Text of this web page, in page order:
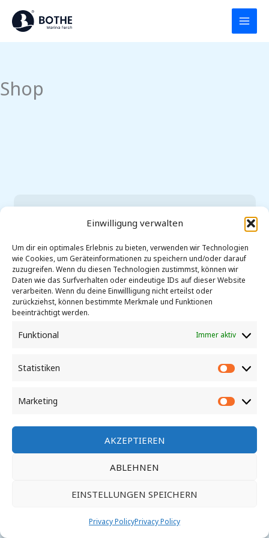
Einwilligung verwalten
Um dir ein optimales Erlebnis zu bieten, verwenden wir Technologien
wie Cookies, um Geräteinformationen zu speichern und/oder darauf
zuzugreifen. Wenn du diesen Technologien zustimmst, können wir
Daten wie das Surfverhalten oder eindeutige IDs auf dieser Website
verarbeiten. Wenn du deine Einwillligung nicht erteilst oder
zurückziehst, können bestimmte Merkmale und Funktionen
beeinträchtigt werden.
Funktional Immer aktiv
Statistiken
Marketing
AKZEPTIEREN
ABLEHNEN
EINSTELLUNGEN SPEICHERN
Privacy PolicyPrivacy Policy
Inhalt
Shop
No products found.
Marina Ferch, Seeweg 10 D-14548 Schwielowsee OT Ferch -
E-Mail: info@marina-ferch.de - Tel.: 033209 21666
Copyright © 2026 Marina Ferch